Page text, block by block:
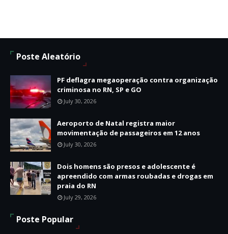
Poste Aleatório
PF deflagra megaoperação contra organização
criminosa no RN, SP e GO
July 30, 2026
Aeroporto de Natal registra maior
movimentação de passageiros em 12 anos
July 30, 2026
Dois homens são presos e adolescente é
apreendido com armas roubadas e drogas em
praia do RN
July 29, 2026
Poste Popular